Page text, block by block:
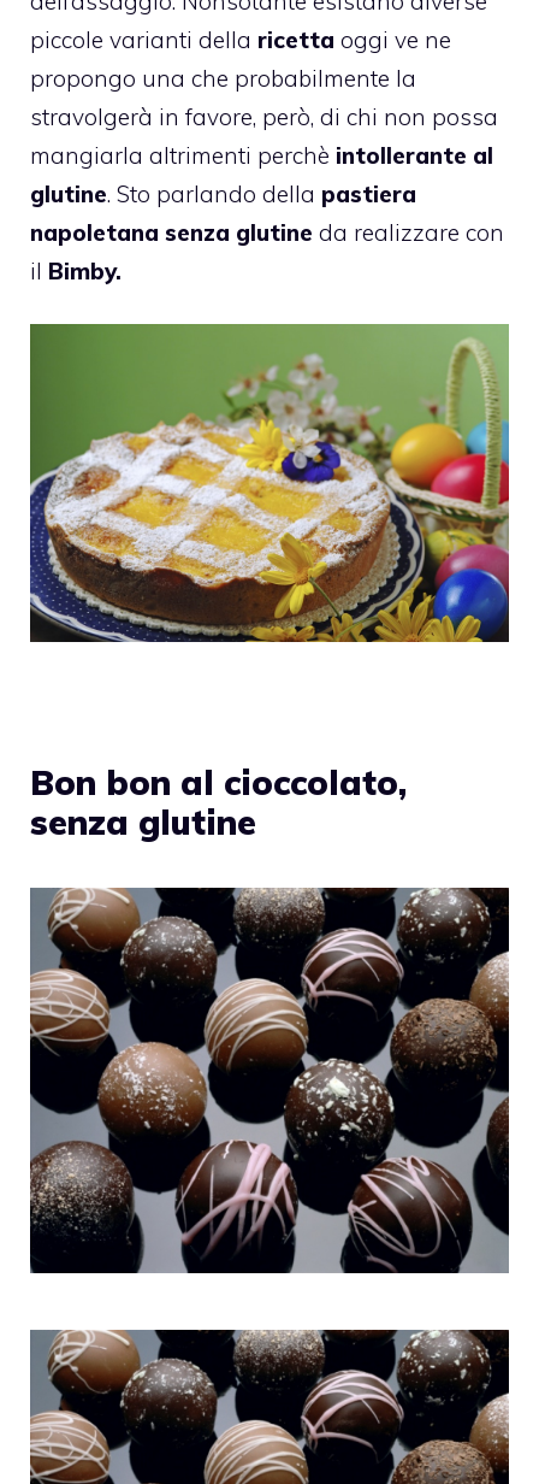
piccole varianti della ricetta oggi ve ne
propongo una che probabilmente la
stravolgerà in favore, però, di chi non possa
mangiarla altrimenti perchè intollerante al
glutine. Sto parlando della pastiera
napoletana senza glutine da realizzare con
il Bimby.
Bon bon al cioccolato,
senza glutine